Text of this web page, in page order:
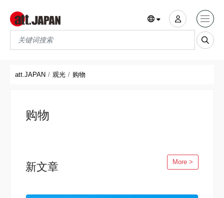
Translations title cont
att.JAPAN 观光 购物
购物
新文章 More >